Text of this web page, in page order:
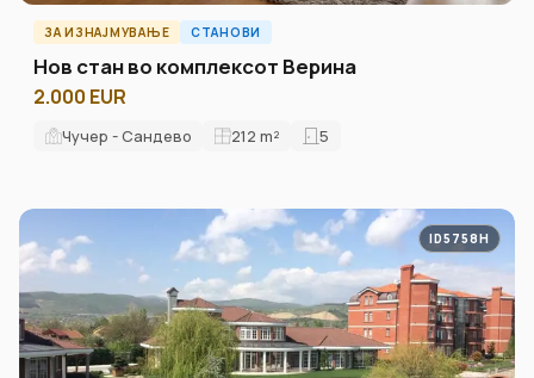
ЗА ИЗНАЈМУВАЊЕ СТАНОВИ
Нов стан во комплексот Верина
2.000 EUR
Чучер - Сандево 212 m² 5
ID5758H